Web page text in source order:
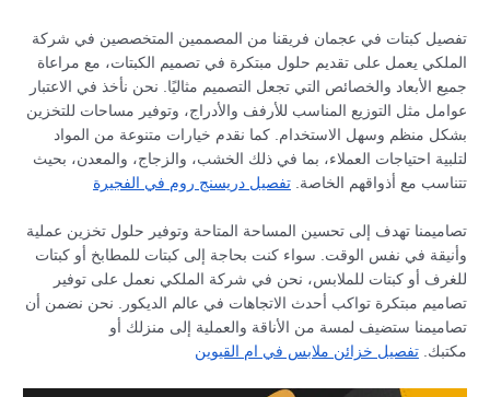
تفصيل كبتات في عجمان فريقنا من المصممين المتخصصين في شركة
الملكي يعمل على تقديم حلول مبتكرة في تصميم الكبتات، مع مراعاة
جميع الأبعاد والخصائص التي تجعل التصميم مثاليًا. نحن نأخذ في الاعتبار
عوامل مثل التوزيع المناسب للأرفف والأدراج، وتوفير مساحات للتخزين
بشكل منظم وسهل الاستخدام. كما نقدم خيارات متنوعة من المواد
لتلبية احتياجات العملاء، بما في ذلك الخشب، والزجاج، والمعدن، بحيث
تتناسب مع أذواقهم الخاصة.تفصيل دريسنج روم في الفجيرة
تصاميمنا تهدف إلى تحسين المساحة المتاحة وتوفير حلول تخزين عملية
وأنيقة في نفس الوقت. سواء كنت بحاجة إلى كبتات للمطابخ أو كبتات
للغرف أو كبتات للملابس، نحن في شركة الملكي نعمل على توفير
تصاميم مبتكرة تواكب أحدث الاتجاهات في عالم الديكور. نحن نضمن أن
تصاميمنا ستضيف لمسة من الأناقة والعملية إلى منزلك أو
مكتبك.تفصيل خزائن ملابس في ام القيوين